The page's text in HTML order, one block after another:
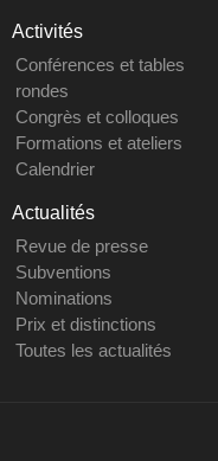
Activités
Conférences et tables
rondes
Congrès et colloques
Formations et ateliers
Calendrier
Actualités
Revue de presse
Subventions
Nominations
Prix et distinctions
Toutes les actualités